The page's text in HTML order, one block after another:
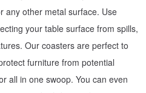
any other metal surface. Use
your table surface from spills,
Our coasters are perfect to
furniture from potential
all in one swoop. You can even